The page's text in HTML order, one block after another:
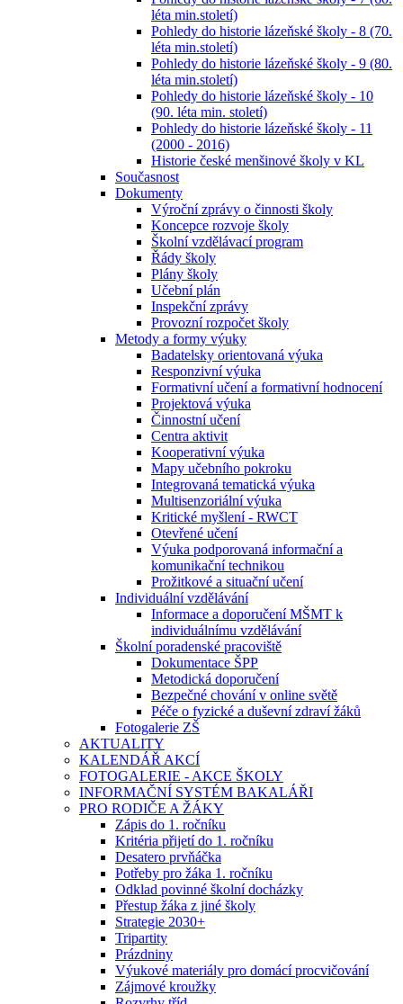
léta min.století)
Pohledy do historie lázeňské školy - 8 (70.
léta min.století)
Pohledy do historie lázeňské školy - 9 (80.
léta min.století)
Pohledy do historie lázeňské školy - 10
(90. léta min. století)
Pohledy do historie lázeňské školy - 11
(2000 - 2016)
Historie české menšinové školy v KL
Současnost
Dokumenty
Výroční zprávy o činnosti školy
Koncepce rozvoje školy
Školní vzdělávací program
Řády školy
Plány školy
Učební plán
Inspekční zprávy
Provozní rozpočet školy
Metody a formy výuky
Badatelsky orientovaná výuka
Responzivní výuka
Formativní učení a formativní hodnocení
Projektová výuka
Činnostní učení
Centra aktivit
Kooperativní výuka
Mapy učebního pokroku
Integrovaná tematická výuka
Multisenzoriální výuka
Kritické myšlení - RWCT
Otevřené učení
Výuka podporovaná informační a
komunikační technikou
Prožitkové a situační učení
Individuální vzdělávání
Informace a doporučení MŠMT k
individuálnímu vzdělávání
Školní poradenské pracoviště
Dokumentace ŠPP
Metodická doporučení
Bezpečné chování v online světě
Péče o fyzické a duševní zdraví žáků
Fotogalerie ZŠ
AKTUALITY
KALENDÁŘ AKCÍ
FOTOGALERIE - AKCE ŠKOLY
INFORMAČNÍ SYSTÉM BAKALÁŘI
PRO RODIČE A ŽÁKY
Zápis do 1. ročníku
Kritéria přijetí do 1. ročníku
Desatero prvňáčka
Potřeby pro žáka 1. ročníku
Odklad povinné školní docházky
Přestup žáka z jiné školy
Strategie 2030+
Tripartity
Prázdniny
Výukové materiály pro domácí procvičování
Zájmové kroužky